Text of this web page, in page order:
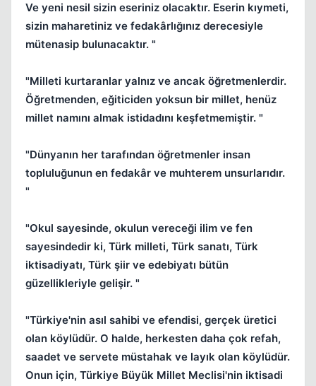
Ve yeni nesil sizin eseriniz olacaktır. Eserin kıymeti,
sizin maharetiniz ve fedakârlığınız derecesiyle
mütenasip bulunacaktır. "
"Milleti kurtaranlar yalnız ve ancak öğretmenlerdir.
Öğretmenden, eğiticiden yoksun bir millet, henüz
millet namını almak istidadını keşfetmemiştir. "
"Dünyanın her tarafından öğretmenler insan
topluluğunun en fedakâr ve muhterem unsurlarıdır.
"
"Okul sayesinde, okulun vereceği ilim ve fen
sayesindedir ki, Türk milleti, Türk sanatı, Türk
iktisadiyatı, Türk şiir ve edebiyatı bütün
güzellikleriyle gelişir. "
"Türkiye'nin asıl sahibi ve efendisi, gerçek üretici
olan köylüdür. O halde, herkesten daha çok refah,
saadet ve servete müstahak ve layık olan köylüdür.
Onun için, Türkiye Büyük Millet Meclisi'nin iktisadi